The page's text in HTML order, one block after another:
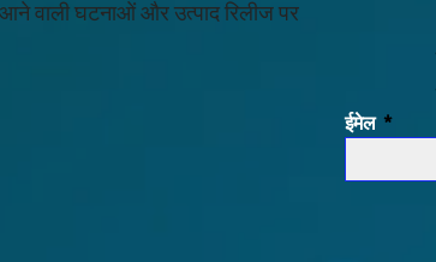
वाली घटनाओं और उत्पाद रिलीज पर
ईमेल